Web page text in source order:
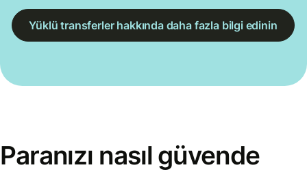
Yüklü transferler hakkında daha fazla bilgi edinin
Paranızı nasıl güvende